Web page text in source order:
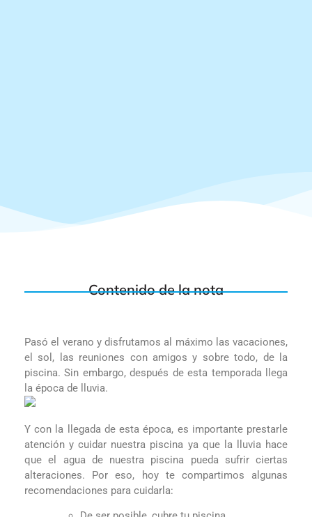
Contenido de la nota
Pasó el verano y disfrutamos al máximo las vacaciones,
el sol, las reuniones con amigos y sobre todo, de la
piscina. Sin embargo, después de esta temporada llega
la época de lluvia.
Y con la llegada de esta época, es importante prestarle
atención y cuidar nuestra piscina ya que la lluvia hace
que el agua de nuestra piscina pueda sufrir ciertas
alteraciones. Por eso, hoy te compartimos algunas
recomendaciones para cuidarla: